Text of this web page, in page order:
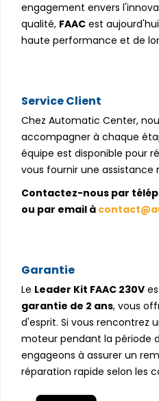
engagement envers
qualité, FAAC est
haute performance et de
Service Client
Chez Automatic Center,
accompagner à chaque
équipe est disponible pour
vous fournir une assistance
Contactez-nous par
ou par email à
Garantie
Le Leader Kit FAAC 230V
garantie de 2 ans, vous
d'esprit. Si vous rencontrez
moteur pendant la période
engageons à assurer un
réparation rapide selon les